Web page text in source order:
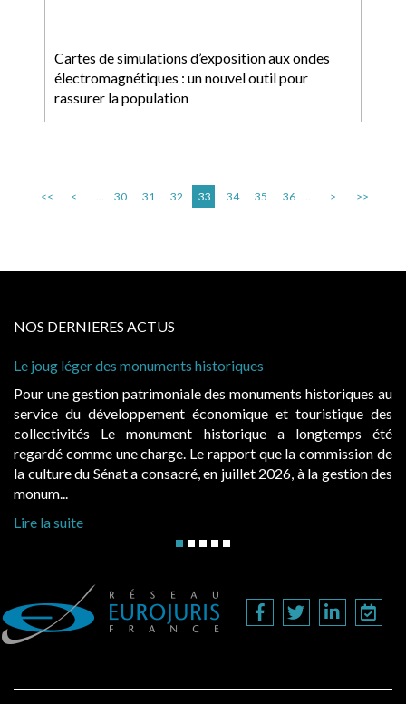
Cartes de simulations d’exposition aux ondes
électromagnétiques : un nouvel outil pour
rassurer la population
<< < ... 30 31 32 33 34 35 36 ... > >>
NOS DERNIERES ACTUS
des monuments historiques
gestion patrimoniale des monuments historiques au
du développement économique et touristique des
Le monument historique a longtemps été
comme une charge. Le rapport que la commission de
du Sénat a consacré, en juillet 2026, à la gestion des
également
public,